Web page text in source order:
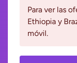
Para ver las
Ethiopia y
móvil.